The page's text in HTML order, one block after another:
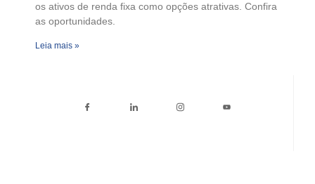
os ativos de renda fixa como opções atrativas. Confira
as oportunidades.
Leia mais »